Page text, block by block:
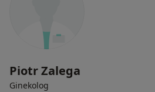
Piotr Zalega
Ginekolog